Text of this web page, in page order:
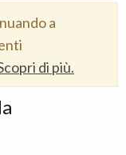
a
di più.